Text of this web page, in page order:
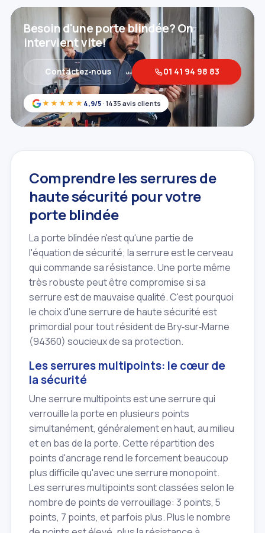
★★★★★ 4,9/5 · 1435 avis clients
Besoin d'une porte blindée? On
intervient vite!
Contactez‑nous 01 41 94 98 83
Comprendre les serrures de
haute sécurité pour votre
porte blindée
La porte blindée n'est qu'une partie de
l'équation de sécurité; la serrure est le cerveau
qui commande sa résistance. Une porte même
très robuste peut être compromise si sa
serrure est de mauvaise qualité. C'est pourquoi
le choix d'une serrure de haute sécurité est
primordial pour tout résident de Bry‑sur‑Marne
(94360) soucieux de sa protection.
Les serrures multipoints: le cœur de
la sécurité
Une serrure multipoints est une serrure qui
verrouille la porte en plusieurs points
simultanément, généralement en haut, au milieu
et en bas de la porte. Cette répartition des
points d'ancrage rend le forcement beaucoup
plus difficile qu'avec une serrure monopoint.
Les serrures multipoints sont classées selon le
nombre de points de verrouillage: 3 points, 5
points, 7 points, et parfois plus. Plus le nombre